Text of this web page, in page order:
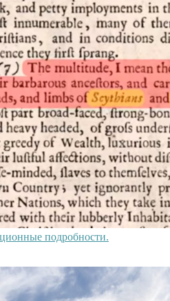
подробности.